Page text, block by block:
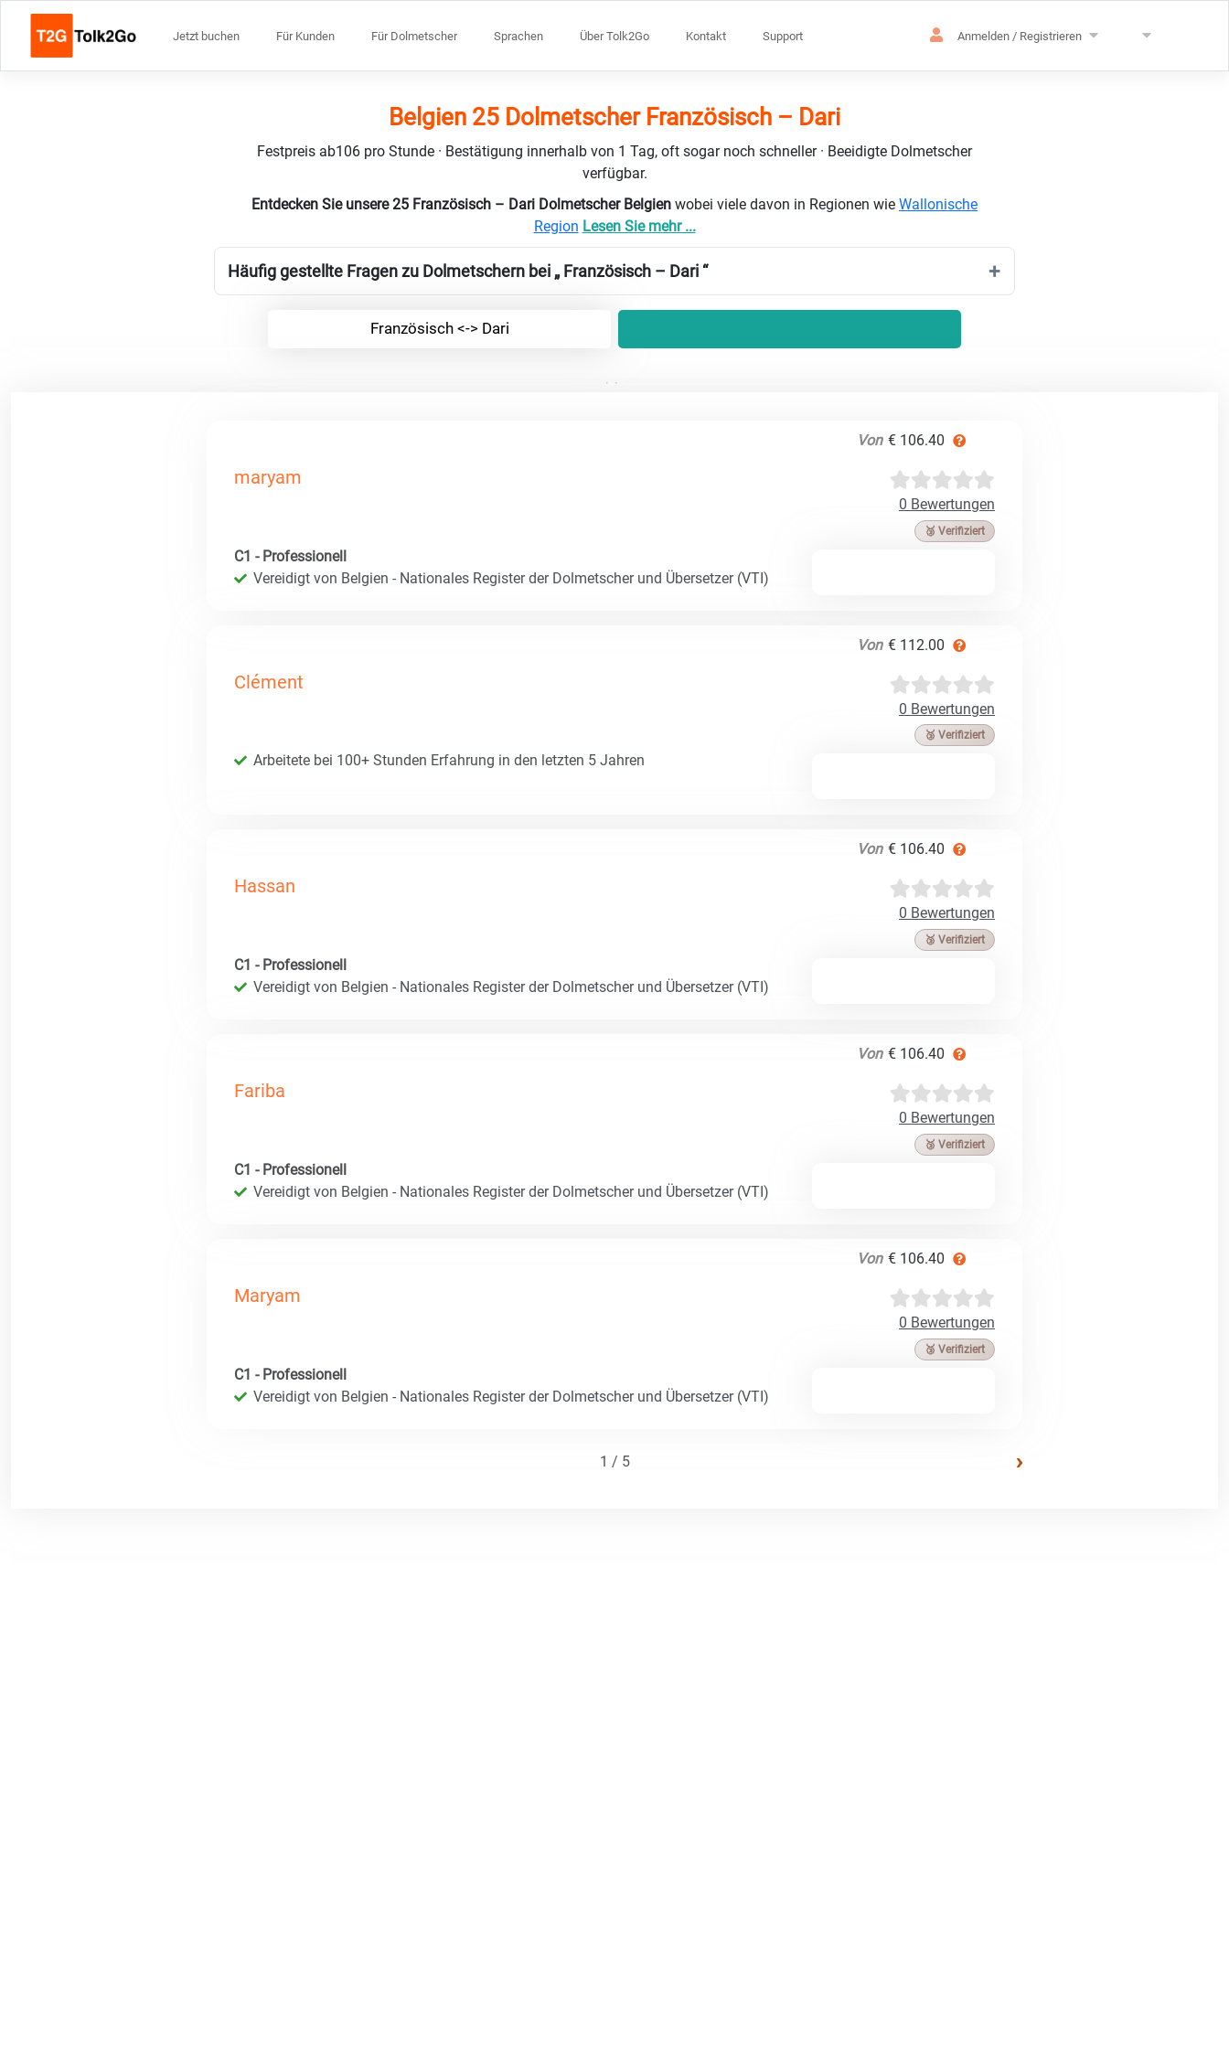
Jetzt buchen Für Kunden Für Dolmetscher Sprachen Über Tolk2Go Kontakt Support Anmelden / Registrieren
Belgien 25 Dolmetscher Französisch – Dari
Festpreis ab106 pro Stunde · Bestätigung innerhalb von 1 Tag, oft sogar noch schneller · Beeidigte Dolmetscher
verfügbar.
Entdecken Sie unsere 25 Französisch – Dari Dolmetscher Belgien wobei viele davon in Regionen wie Wallonische
Region Lesen Sie mehr ...
Häufig gestellte Fragen zu Dolmetschern bei „ Französisch – Dari “
Französisch <-> Dari
Von € 106.40
maryam
0 Bewertungen
🥉 Verifiziert
C1 - Professionell
Vereidigt von Belgien - Nationales Register der Dolmetscher und Übersetzer (VTI)
Von € 112.00
Clément
0 Bewertungen
🥉 Verifiziert
Arbeitete bei 100+ Stunden Erfahrung in den letzten 5 Jahren
Von € 106.40
Hassan
0 Bewertungen
🥉 Verifiziert
C1 - Professionell
Vereidigt von Belgien - Nationales Register der Dolmetscher und Übersetzer (VTI)
Von € 106.40
Fariba
0 Bewertungen
🥉 Verifiziert
C1 - Professionell
Vereidigt von Belgien - Nationales Register der Dolmetscher und Übersetzer (VTI)
Von € 106.40
Maryam
0 Bewertungen
🥉 Verifiziert
C1 - Professionell
Vereidigt von Belgien - Nationales Register der Dolmetscher und Übersetzer (VTI)
1 / 5 ›